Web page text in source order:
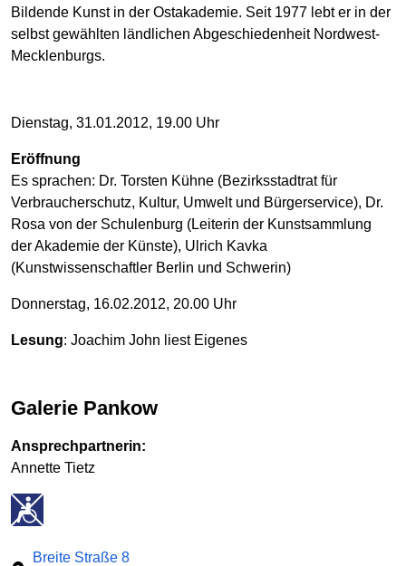
Bildende Kunst in der Ost­akademie. Seit 1977 lebt er in der
selbst gewählten ländlichen Abgeschiedenheit Nordwest-
Mecklenburgs.
Dienstag, 31.01.2012, 19.00 Uhr
Eröffnung
Es sprachen: Dr. Torsten Kühne (Bezirksstadtrat für
Verbraucherschutz, Kultur, Umwelt und Bürgerservice), Dr.
Rosa von der Schulenburg (Leiterin der Kunstsammlung
der Akademie der Künste), Ulrich Kavka
(Kunstwissenschaftler Berlin und Schwerin)
Donnerstag, 16.02.2012, 20.00 Uhr
Lesung: Joachim John liest Eigenes
Galerie Pankow
Ansprechpartnerin:
Annette Tietz
Breite Straße 8